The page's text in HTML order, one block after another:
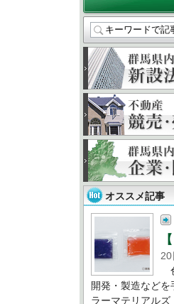
オススメ記事
20
開発・製造など
ラーマテリアル